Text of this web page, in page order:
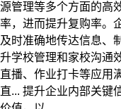
源管理等多个方面的高
率，进而提升复购率。
及时准确地传达信息、
升学校管理和家校沟通
直播、作业打卡等应用
直... 提升企业内部关键